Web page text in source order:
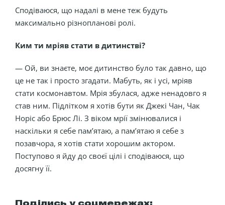
Сподіваюся, що надалі в мене теж будуть
максимально різнопланові ролі.
Ким ти мріяв стати в дитинстві?
— Ой, ви знаєте, моє дитинство було так давно, що
це не так і просто згадати. Мабуть, як і усі, мріяв
стати космонавтом. Мрія збулася, адже ненадовго я
став ним. Підлітком я хотів бути як Джекі Чан, Чак
Норіс або Брюс Лі. З віком мрії змінювалися і
наскільки я себе пам’ятаю, а пам’ятаю я себе з
позавчора, я хотів стати хорошим актором.
Поступово я йду до своєї цілі і сподіваюся, що
досягну її.